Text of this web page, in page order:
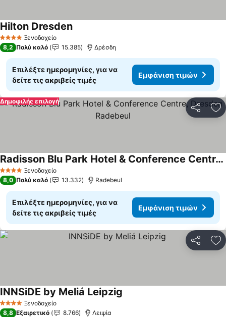
4 ΑστέριαΞενοδοχείο
Hilton Dresden
8,2 Πολύ καλό 15.385 Δρέσδη
Επιλέξτε ημερομηνίες, για να
δείτε τις ακριβείς τιμές
Εμφάνιση τιμών
Δημοφιλής επιλογή
4 ΑστέριαΞενοδοχείο
Radisson Blu Park Hotel & Conference Centre, Dresden Radebeul
8,0 Πολύ καλό 13.332 Radebeul
Επιλέξτε ημερομηνίες, για να
δείτε τις ακριβείς τιμές
Εμφάνιση τιμών
4 ΑστέριαΞενοδοχείο
INNSiDE by Meliá Leipzig
8,8 Εξαιρετικό 8.766 Λειψία